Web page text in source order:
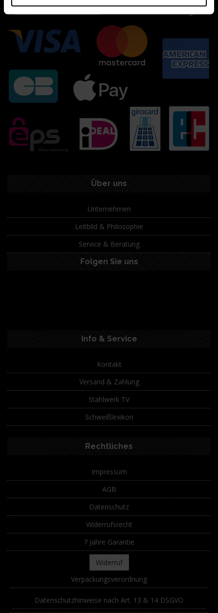
Über uns
Unternehmen
Leitbild & Philosophie
Service & Beratung
Folgen Sie uns
Info & Service
Kontakt
Versand & Zahlung
Stahlwerk TV
Schweißlexikon
Rechtliches
Impressum
AGB
Datenschutz
Widerrufsrecht
7 Jahre Garantie
Widerruf
Verpackungsverordnung
Datenschutzhinweise nach Art. 13 & 14 DSGVO